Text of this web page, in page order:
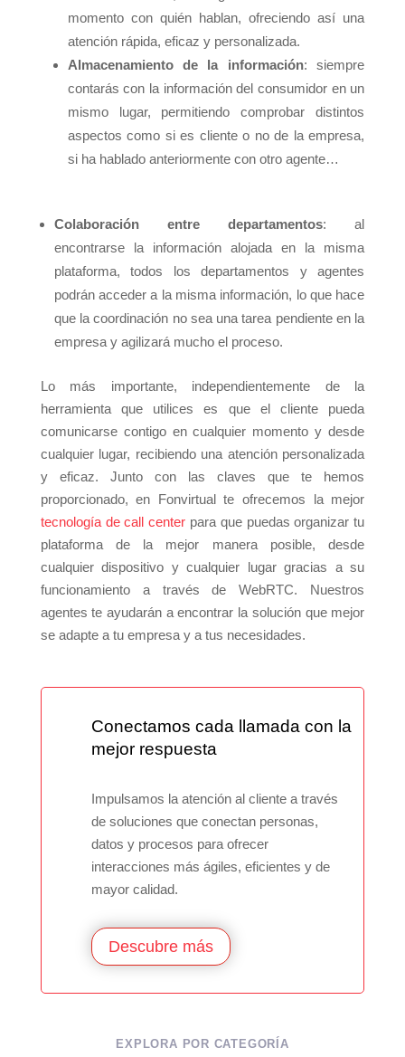
momento con quién hablan, ofreciendo así una
atención rápida, eficaz y personalizada.
Almacenamiento de la información: siempre
contarás con la información del consumidor en un
mismo lugar, permitiendo comprobar distintos
aspectos como si es cliente o no de la empresa,
si ha hablado anteriormente con otro agente…
Colaboración entre departamentos: al
encontrarse la información alojada en la misma
plataforma, todos los departamentos y agentes
podrán acceder a la misma información, lo que hace
que la coordinación no sea una tarea pendiente en la
empresa y agilizará mucho el proceso.
Lo más importante, independientemente de la
herramienta que utilices es que el cliente pueda
comunicarse contigo en cualquier momento y desde
cualquier lugar, recibiendo una atención personalizada
y eficaz. Junto con las claves que te hemos
proporcionado, en Fonvirtual te ofrecemos la mejor
tecnología de call center para que puedas organizar tu
plataforma de la mejor manera posible, desde
cualquier dispositivo y cualquier lugar gracias a su
funcionamiento a través de WebRTC. Nuestros
agentes te ayudarán a encontrar la solución que mejor
se adapte a tu empresa y a tus necesidades.
Conectamos cada llamada con la
mejor respuesta
Impulsamos la atención al cliente a través
de soluciones que conectan personas,
datos y procesos para ofrecer
interacciones más ágiles, eficientes y de
mayor calidad.
Descubre más
EXPLORA POR CATEGORÍA